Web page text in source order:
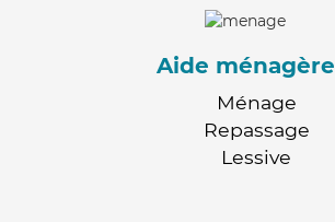
Aide ménagère
Ménage
Repassage
Lessive